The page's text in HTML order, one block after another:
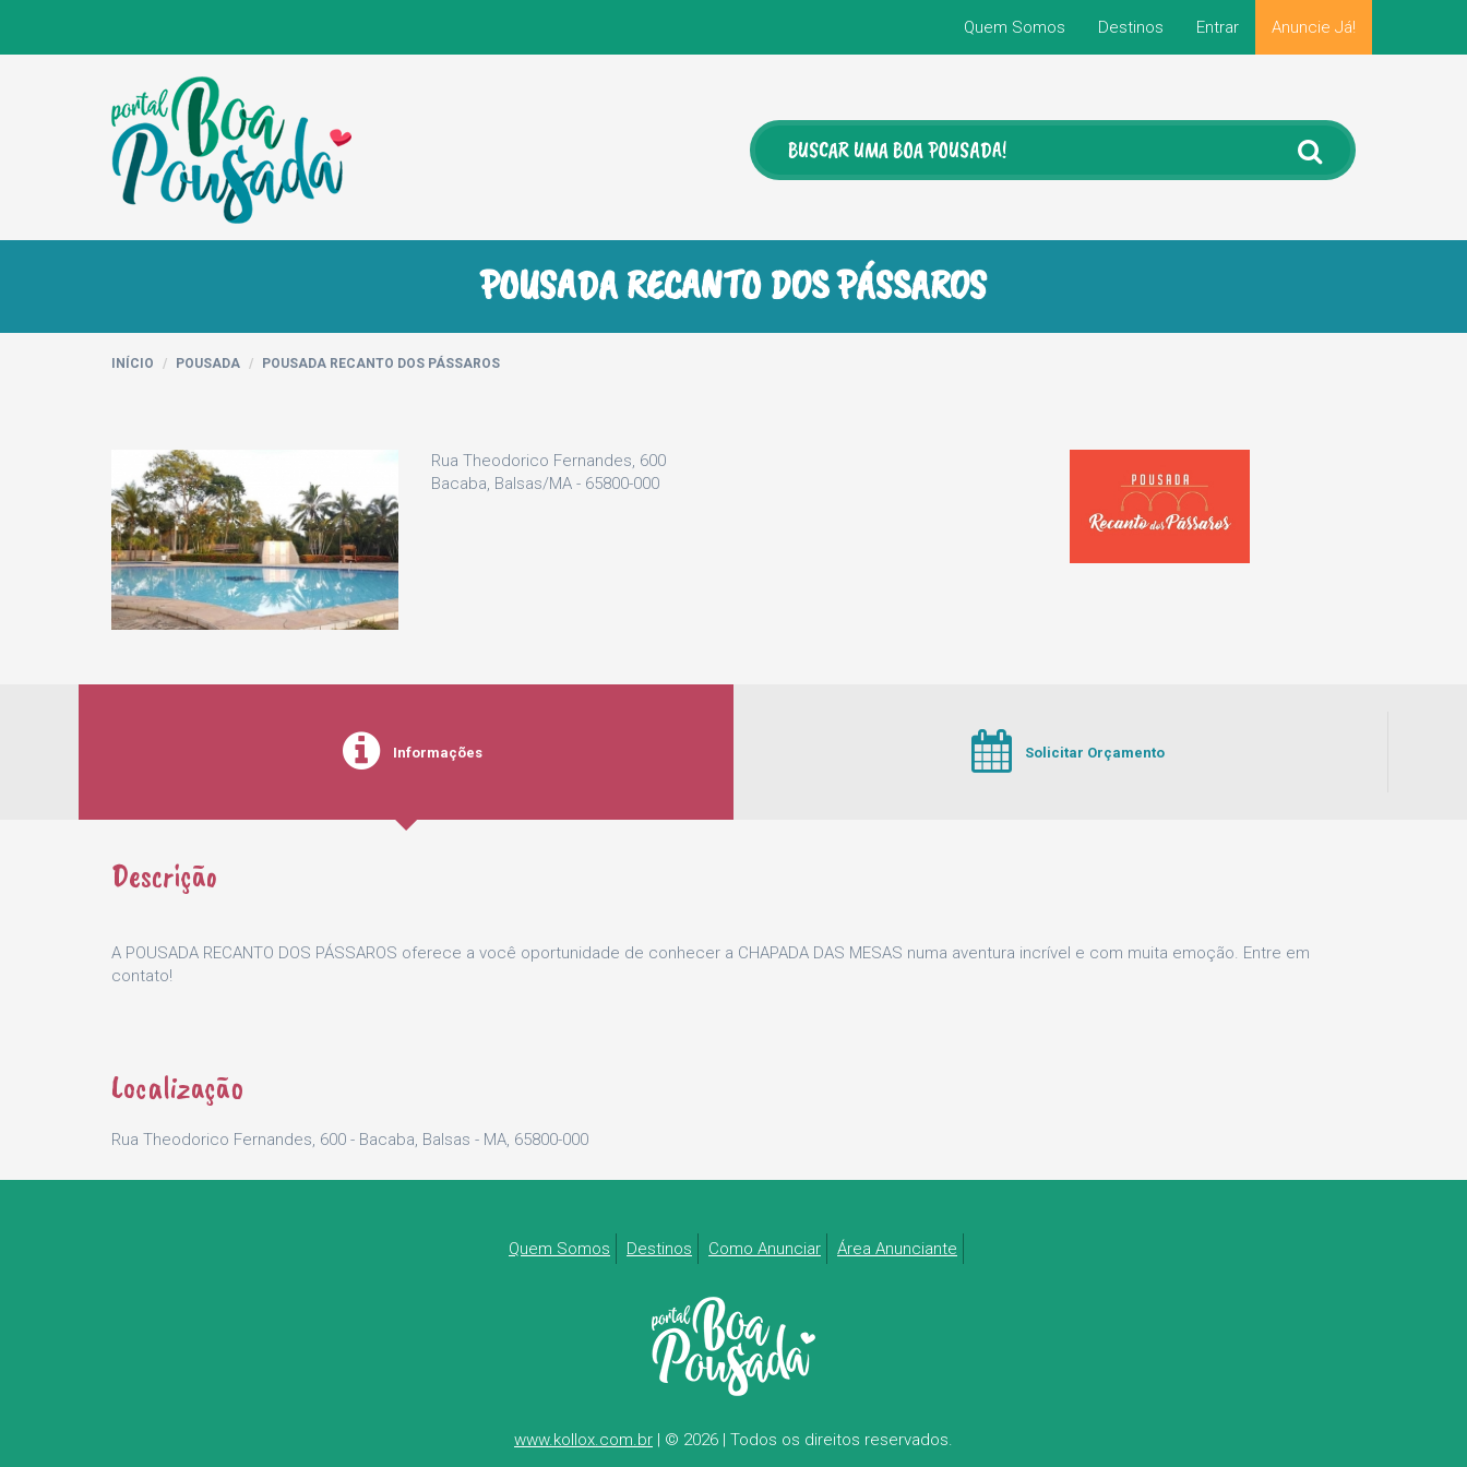
Quem Somos Destinos Entrar Anuncie Já!
POUSADA RECANTO DOS PÁSSAROS
INÍCIO POUSADA POUSADA RECANTO DOS PÁSSAROS
Rua Theodorico Fernandes, 600
Bacaba, Balsas/MA - 65800-000
Informações Solicitar Orçamento
Descrição
A POUSADA RECANTO DOS PÁSSAROS oferece a você oportunidade de conhecer a CHAPADA DAS MESAS numa aventura incrível e com muita emoção. Entre em
contato!
Localização
Rua Theodorico Fernandes, 600 - Bacaba, Balsas - MA, 65800-000
Quem Somos Destinos Como Anunciar Área Anunciante
www.kollox.com.br | © 2026 | Todos os direitos reservados.